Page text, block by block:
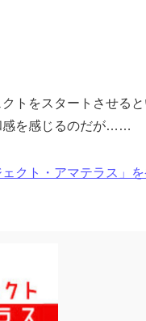
トをスタートさせると
感を感じるのだが……
クト・アマテラス」